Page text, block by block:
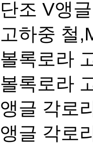
단조 V앵
고하중 철
볼록로라
볼록로라
앵글 각로
앵글 각로